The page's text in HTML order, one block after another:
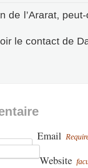
de l’Ararat,
le contact de
Email
Website